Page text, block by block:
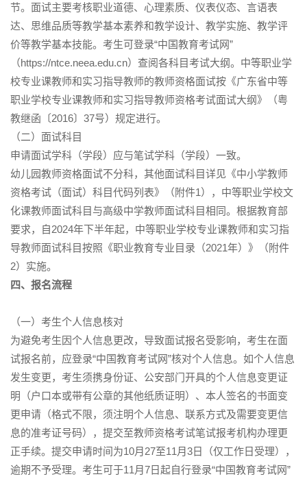
节。面试主要考核职业道德、心理素质、仪表仪态、言语表
达、思维品质等教学基本素养和教学设计、教学实施、教学评
价等教学基本技能。考生可登录“中国教育考试网”
（https://ntce.neea.edu.cn）查阅各科目考试大纲。中等职业学
校专业课教师和实习指导教师的教师资格面试按《广东省中等
职业学校专业课教师和实习指导教师资格考试面试大纲》（粤
教继函〔2016〕37号）规定进行。
（二）面试科目
申请面试学科（学段）应与笔试学科（学段）一致。
幼儿园教师资格面试不分科，其他面试科目详见《中小学教师
资格考试（面试）科目代码列表》（附件1），中等职业学校文
化课教师面试科目与高级中学教师面试科目相同。根据教育部
要求，自2024年下半年起，中等职业学校专业课教师和实习指
导教师面试科目按照《职业教育专业目录（2021年）》（附件
2）实施。
四、报名流程
（一）考生个人信息核对
为避免考生因个人信息更改，导致面试报名受影响，考生在面
试报名前，应登录“中国教育考试网”核对个人信息。如个人信息
发生变更，考生须携身份证、公安部门开具的个人信息变更证
明（户口本或带有公章的其他纸质证明）、本人签名的书面变
更申请（格式不限，须注明个人信息、联系方式及需要变更信
息的准考证号码），提交至教师资格考试笔试报考机构办理更
正手续。提交申请时间为10月27至11月3日（仅工作日受理），
逾期不予受理。考生可于11月7日起自行登录“中国教育考试网”